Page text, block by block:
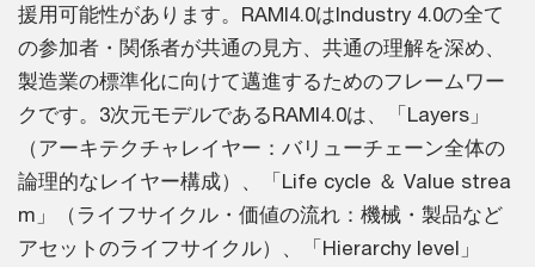
援用可能性があります。RAMI4.0はIndustry 4.0の全て
の参加者・関係者が共通の見方、共通の理解を深め、
製造業の標準化に向けて邁進するためのフレームワー
クです。3次元モデルであるRAMI4.0は、「Layers」
（アーキテクチャレイヤー：バリューチェーン全体の
論理的なレイヤー構成）、「Life cycle ＆ Value strea
m」（ライフサイクル・価値の流れ：機械・製品など
アセットのライフサイクル）、「Hierarchy level」